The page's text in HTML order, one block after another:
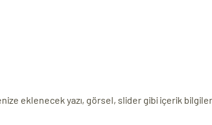
eklenecek yazı, görsel, slider gibi içerik